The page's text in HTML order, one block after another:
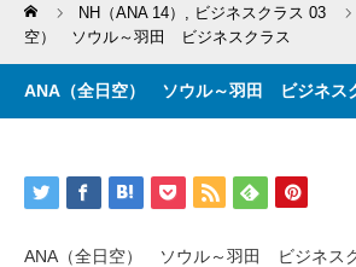
Home NH（ANA 14） , ビジネスクラス 03
空） ソウル～羽田 ビジネスクラス
ANA（全日空） ソウル～羽田 ビジネス
ANA（全日空） ソウル～羽田 ビジネス